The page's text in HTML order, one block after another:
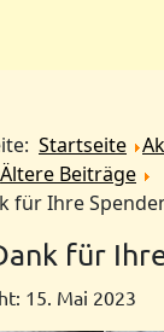
Startseite
Ältere Beiträge
für Ihre
für
15. Mai 2023